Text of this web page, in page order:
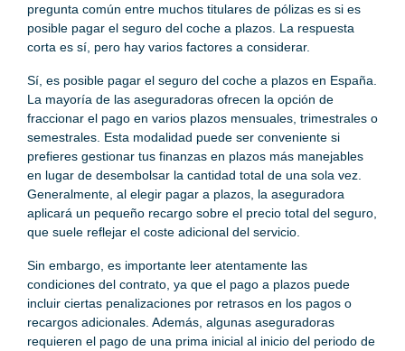
pregunta común entre muchos titulares de pólizas es si es
posible pagar el seguro del coche a plazos. La respuesta
corta es sí, pero hay varios factores a considerar.
Sí, es posible pagar el seguro del coche a plazos en España.
La mayoría de las aseguradoras ofrecen la opción de
fraccionar el pago en varios plazos mensuales, trimestrales o
semestrales. Esta modalidad puede ser conveniente si
prefieres gestionar tus finanzas en plazos más manejables
en lugar de desembolsar la cantidad total de una sola vez.
Generalmente, al elegir pagar a plazos, la aseguradora
aplicará un pequeño recargo sobre el precio total del seguro,
que suele reflejar el coste adicional del servicio.
Sin embargo, es importante leer atentamente las
condiciones del contrato, ya que el pago a plazos puede
incluir ciertas penalizaciones por retrasos en los pagos o
recargos adicionales. Además, algunas aseguradoras
requieren el pago de una prima inicial al inicio del periodo de